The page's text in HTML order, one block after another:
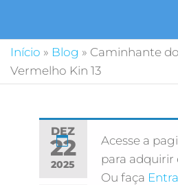
Início » Blog » Caminhante
Vermelho Kin 13
DEZ
22
2025
Acesse a
para adquirir
Ou faça